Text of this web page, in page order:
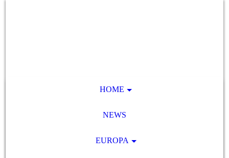
HOME
NEWS
EUROPA